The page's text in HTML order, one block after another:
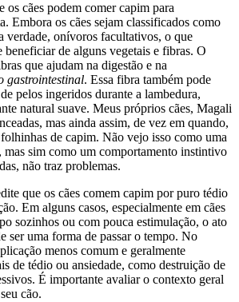
os cães podem comer capim para
Embora os cães sejam classificados como
verdade, onívoros facultativos, o que
beneficiar de alguns vegetais e fibras. O
que ajudam na digestão e na
gastrointestinal. Essa fibra também pode
pelos ingeridos durante a lambedura,
natural suave. Meus próprios cães, Magali
mas ainda assim, de vez em quando,
de capim. Não vejo isso como uma
sim como um comportamento instintivo
não traz problemas.
que os cães comem capim por puro tédio
Em alguns casos, especialmente em cães
sozinhos ou com pouca estimulação, o ato
ser uma forma de passar o tempo. No
menos comum e geralmente
de tédio ou ansiedade, como destruição de
É importante avaliar o contexto geral
cão.